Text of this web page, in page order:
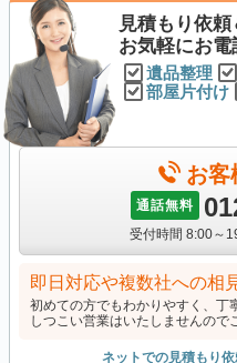
見積もり依頼
お気軽にお
遺品整理
部屋片付け
お客
通話無料
受付時間 8:00～
即日対応や複数社への相
初めての方でもわかりやすく、丁
しつこい営業はいたしませんので
ネットでの見積もり